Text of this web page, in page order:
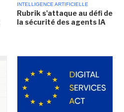
INTELLIGENCE ARTIFICIELLE
Rubrik s'attaque au défi de
la sécurité des agents IA